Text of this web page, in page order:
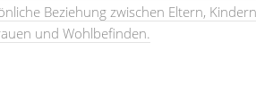
Beziehung zwischen Eltern,
und Wohlbefinden.